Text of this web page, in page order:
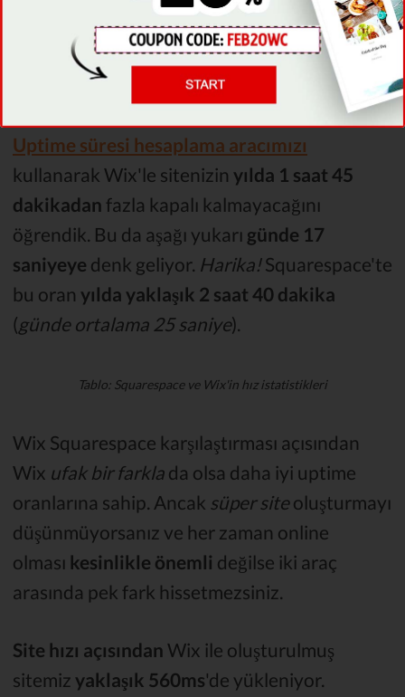
Testlerde Squarespace'in kullanıcılarına
yaklaşık %99.97uptime sunduğunu öğrendik.
çok da farklıdeğil
Uptime süresi hesaplama aracımızı
kullanarak Wix'le sitenizin yılda 1 saat 45
dakikadan fazla kapalı kalmayacağını
öğrendik. Bu da aşağı yukarı günde 17
saniyeye denk geliyor. Harika!Squarespace'te
bu oran yılda yaklaşık 2 saat 40 dakika
(günde ortalama 25 saniye).
Tablo: Squarespace ve Wix'in hız istatistikleri
Wix Squarespace karşılaştırması açısından
Wix ufak bir farkla da olsa daha iyi uptime
oranlarına sahip. Ancak süper siteoluşturmayı
düşünmüyorsanız ve her zaman online
olması kesinlikle önemli değilse iki araç
arasında pek fark hissetmezsiniz.
Site hızı açısından Wix ile oluşturulmuş
sitemiz yaklaşık 560ms'de yükleniyor.